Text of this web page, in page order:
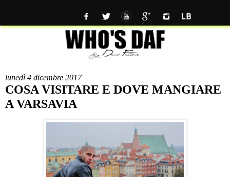
lunedì 4 dicembre 2017
COSA VISITARE E DOVE MANGIARE
A VARSAVIA